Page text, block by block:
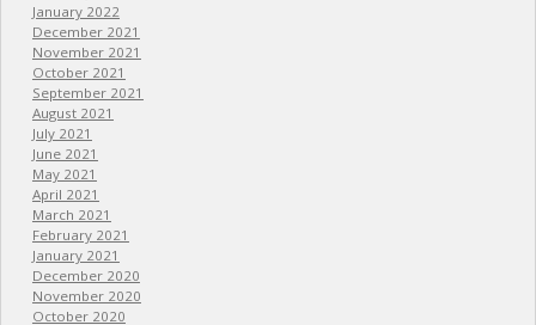
January 2022
December 2021
November 2021
October 2021
September 2021
August 2021
July 2021
June 2021
May 2021
April 2021
March 2021
February 2021
January 2021
December 2020
November 2020
October 2020